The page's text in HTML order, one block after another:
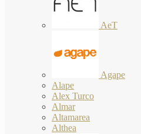
AeT
Agape
Alape
Alex Turco
Almar
Altamarea
Althea